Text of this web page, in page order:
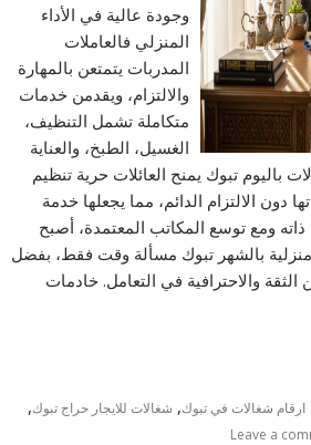
وجودة عالية في الأداء
المنزلي فالعاملات
المدربات يتمتعن بالمهارة
والالتزام، ويقدمن خدمات
متكاملة تشمل التنظيف،
الغسيل، الطبخ، والعناية
باليوم تبوك يمنح العائلات حرية تنظيم
دون الالتزام الدائم، مما يجعلها خدمة
ومع توسع المكاتب المعتمدة، أصبح
بالشهر تبوك مسألة وقت فقط، بفضل
الثقة والاحترافية في التعامل. خادمات
ارقام شغالات في تبوك, شغالات للايجار حراج تبوك,
Leave a